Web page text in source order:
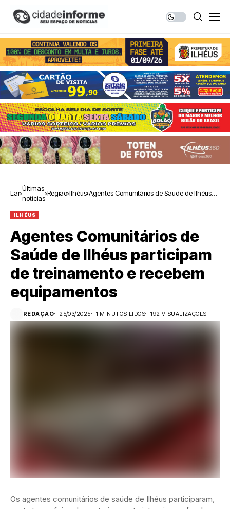
Lar
Últimas
notícias
Região Ilhéus Agentes Comunitários de Saúde de Ilhéus
ILHÉUS
Agentes Comunitários de
Saúde de Ilhéus participam
de treinamento e recebem
equipamentos
REDAÇÃO 25/03/2025 1 MINUTOS LIDOS 192 VISUALIZAÇÕES
Os agentes comunitários de saúde de Ilhéus participaram,